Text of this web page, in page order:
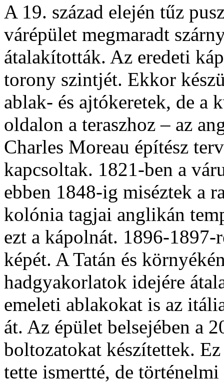
A 19. század elején tűz
várépület megmaradt
átalakították. Az eredeti
torony szintjét. Ekkor
ablak- és ajtókeretek, de a
oldalon a teraszhoz – az
Charles Moreau építész
kapcsoltak. 1821-ben a
ebben 1848-ig miséztek a
kolónia tagjai anglikán
ezt a kápolnát. 1896-
képét. A Tatán és
hadgyakorlatok idejére
emeleti ablakokat is az
át. Az épület belsejében a
boltozatokat készítettek.
tette ismertté, de